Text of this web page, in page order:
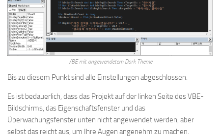
VBE mit angewendetem Dark Theme
Bis zu diesem Punkt sind alle Einstellungen abgeschlossen.
Es ist bedauerlich, dass das Projekt auf der linken Seite des VBE-
Bildschirms, das Eigenschaftsfenster und das
Überwachungsfenster unten nicht angewendet werden, aber
selbst das reicht aus, um Ihre Augen angenehm zu machen.